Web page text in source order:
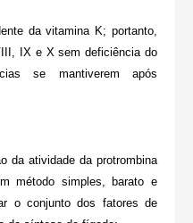
da vitamina K; portanto,
IX e X sem deficiência do
se mantiverem após
da atividade da protrombina
método simples, barato e
o conjunto dos fatores de